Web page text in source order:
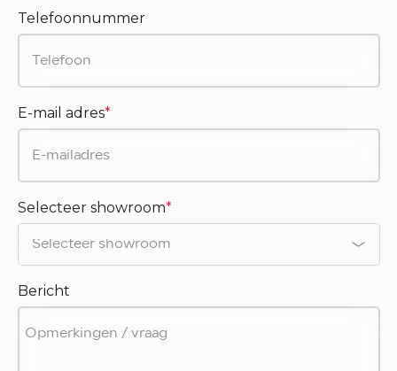
Telefoonnummer
E-mail adres*
Selecteer showroom*
Bericht